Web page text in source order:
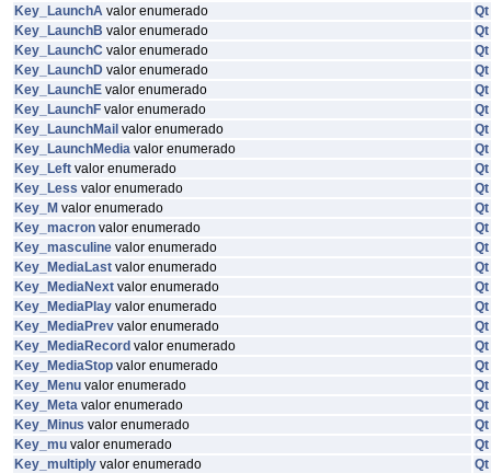
Key_LaunchA valor enumerado
Qt
Key_LaunchB valor enumerado
Qt
Key_LaunchC valor enumerado
Qt
Key_LaunchD valor enumerado
Qt
Key_LaunchE valor enumerado
Qt
Key_LaunchF valor enumerado
Qt
Key_LaunchMail valor enumerado
Qt
Key_LaunchMedia valor enumerado
Qt
Key_Left valor enumerado
Qt
Key_Less valor enumerado
Qt
Key_M valor enumerado
Qt
Key_macron valor enumerado
Qt
Key_masculine valor enumerado
Qt
Key_MediaLast valor enumerado
Qt
Key_MediaNext valor enumerado
Qt
Key_MediaPlay valor enumerado
Qt
Key_MediaPrev valor enumerado
Qt
Key_MediaRecord valor enumerado
Qt
Key_MediaStop valor enumerado
Qt
Key_Menu valor enumerado
Qt
Key_Meta valor enumerado
Qt
Key_Minus valor enumerado
Qt
Key_mu valor enumerado
Qt
Key_multiply valor enumerado
Qt